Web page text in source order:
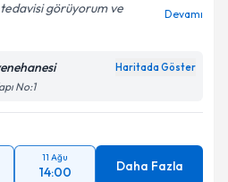
görüyorum ve
Devamı
Haritada Göster
No:1
11 Ağu
14:00 Daha Fazla